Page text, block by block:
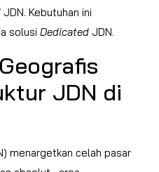
JDN. Kebutuhan ini
solusi DedicatedJDN.
JDN di
menargetkan celah pasar